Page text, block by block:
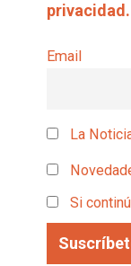
privacidad.
Email
La
Si